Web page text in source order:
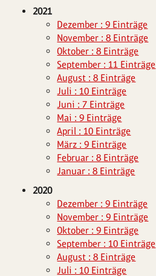
2021
Dezember : 9 Einträge
November : 8 Einträge
Oktober : 8 Einträge
September : 11 Einträge
August : 8 Einträge
Juli : 10 Einträge
Juni : 7 Einträge
Mai : 9 Einträge
April : 10 Einträge
März : 9 Einträge
Februar : 8 Einträge
Januar : 8 Einträge
2020
Dezember : 9 Einträge
November : 9 Einträge
Oktober : 9 Einträge
September : 10 Einträge
August : 8 Einträge
Juli : 10 Einträge